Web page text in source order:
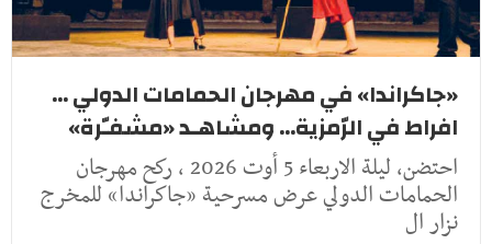
«جاكراندا» في مهرجان الحمامات الدولي ...
افراط في الرّمزية... ومشاهـد «مشفـّرة»
احتضن، ليلة الاربعاء 5 أوت 2026 ، ركح مهرجان
الحمامات الدولي عرض مسرحية «جاكراندا» للمخرج
نزار ال